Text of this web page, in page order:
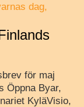
dag
för maj
Öppna Byar,
KyläVisio,